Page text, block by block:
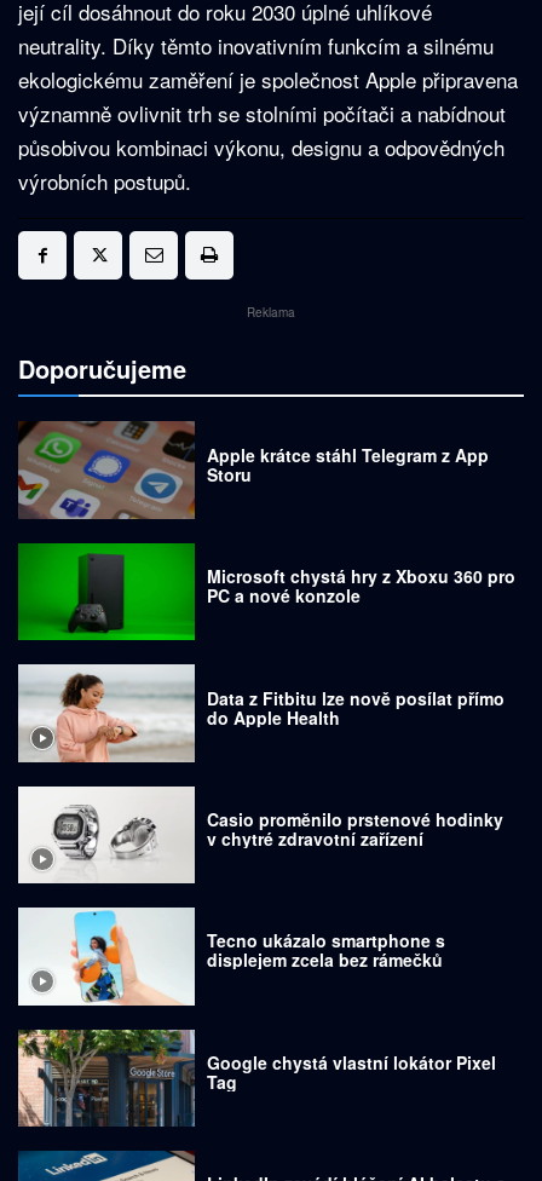
její cíl dosáhnout do roku 2030 úplné uhlíkové
neutrality. Díky těmto inovativním funkcím a silnému
ekologickému zaměření je společnost Apple připravena
významně ovlivnit trh se stolními počítači a nabídnout
působivou kombinaci výkonu, designu a odpovědných
výrobních postupů.
Reklama
Doporučujeme
Apple krátce stáhl Telegram z App
Storu
Microsoft chystá hry z Xboxu 360 pro
PC a nové konzole
Data z Fitbitu lze nově posílat přímo
do Apple Health
Casio proměnilo prstenové hodinky
v chytré zdravotní zařízení
Tecno ukázalo smartphone s
displejem zcela bez rámečků
Google chystá vlastní lokátor Pixel
Tag